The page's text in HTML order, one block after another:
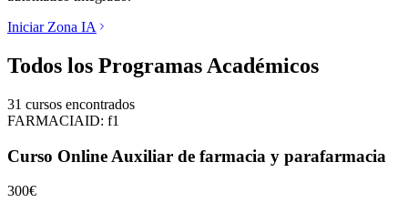
Iniciar Zona IA
Todos los Programas Académicos
31 cursos encontrados
FARMACIAID: f1
Curso Online Auxiliar de farmacia y parafarmacia
300€